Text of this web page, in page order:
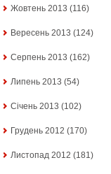
Жовтень 2013 (116)
Вересень 2013 (124)
Серпень 2013 (162)
Липень 2013 (54)
Січень 2013 (102)
Грудень 2012 (170)
Листопад 2012 (181)